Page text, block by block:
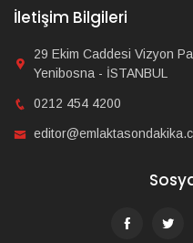
İletişim Bilgileri
29 Ekim Caddesi Vizyon
Yenibosna - İSTANBUL
0212 454 4200